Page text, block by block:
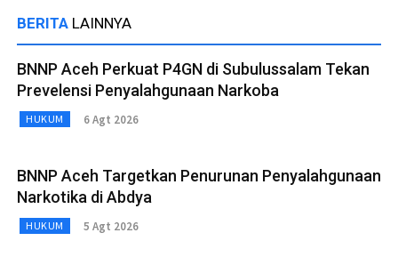
BERITA LAINNYA
BNNP Aceh Perkuat P4GN di Subulussalam Tekan
Prevelensi Penyalahgunaan Narkoba
HUKUM 6 Agt 2026
BNNP Aceh Targetkan Penurunan Penyalahgunaan
Narkotika di Abdya
HUKUM 5 Agt 2026